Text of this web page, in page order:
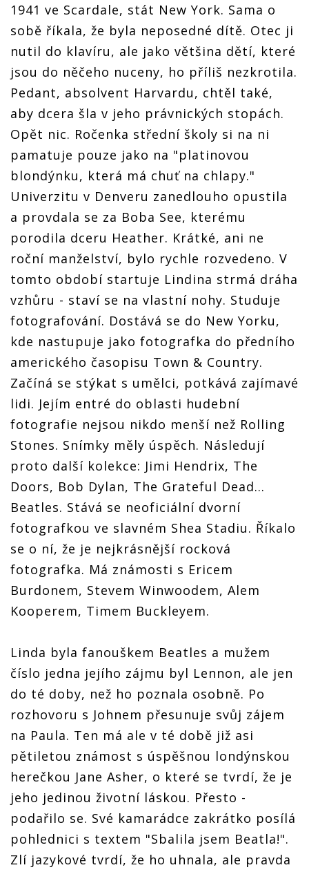
1941 ve Scardale, stát New York. Sama o
sobě říkala, že byla neposedné dítě. Otec ji
nutil do klavíru, ale jako většina dětí, které
jsou do něčeho nuceny, ho příliš nezkrotila.
Pedant, absolvent Harvardu, chtěl také,
aby dcera šla v jeho právnických stopách.
Opět nic. Ročenka střední školy si na ni
pamatuje pouze jako na "platinovou
blondýnku, která má chuť na chlapy."
Univerzitu v Denveru zanedlouho opustila
a provdala se za Boba See, kterému
porodila dceru Heather. Krátké, ani ne
roční manželství, bylo rychle rozvedeno. V
tomto období startuje Lindina strmá dráha
vzhůru - staví se na vlastní nohy. Studuje
fotografování. Dostává se do New Yorku,
kde nastupuje jako fotografka do předního
amerického časopisu Town & Country.
Začíná se stýkat s umělci, potkává zajímavé
lidi. Jejím entré do oblasti hudební
fotografie nejsou nikdo menší než Rolling
Stones. Snímky měly úspěch. Následují
proto další kolekce: Jimi Hendrix, The
Doors, Bob Dylan, The Grateful Dead...
Beatles. Stává se neoficiální dvorní
fotografkou ve slavném Shea Stadiu. Říkalo
se o ní, že je nejkrásnější rocková
fotografka. Má známosti s Ericem
Burdonem, Stevem Winwoodem, Alem
Kooperem, Timem Buckleyem.
Linda byla fanouškem Beatles a mužem
číslo jedna jejího zájmu byl Lennon, ale jen
do té doby, než ho poznala osobně. Po
rozhovoru s Johnem přesunuje svůj zájem
na Paula. Ten má ale v té době již asi
pětiletou známost s úspěšnou londýnskou
herečkou Jane Asher, o které se tvrdí, že je
jeho jedinou životní láskou. Přesto -
podařilo se. Své kamarádce zakrátko posílá
pohlednici s textem "Sbalila jsem Beatla!".
Zlí jazykové tvrdí, že ho uhnala, ale pravda